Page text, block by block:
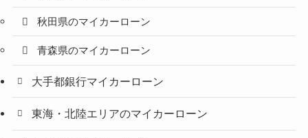
秋田県のマイカーローン
青森県のマイカーローン
大手都銀行マイカーローン
東海・北陸エリアのマイカーローン